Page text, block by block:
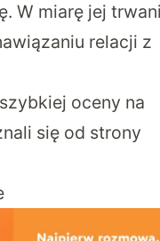
W miarę jej
relacji z
oceny na
się od strony